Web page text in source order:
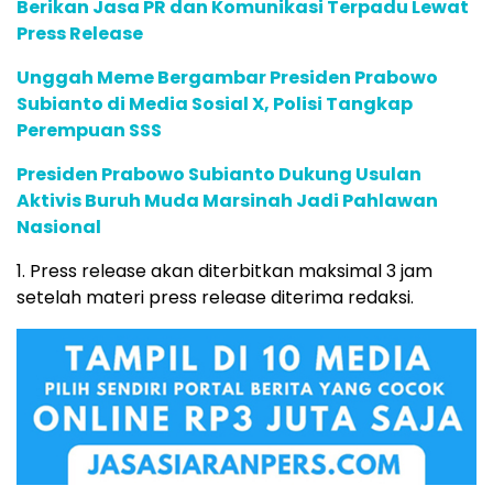
Berikan Jasa PR dan Komunikasi Terpadu Lewat
Press Release
Unggah Meme Bergambar Presiden Prabowo
Subianto di Media Sosial X, Polisi Tangkap
Perempuan SSS
Presiden Prabowo Subianto Dukung Usulan
Aktivis Buruh Muda Marsinah Jadi Pahlawan
Nasional
1. Press release akan diterbitkan maksimal 3 jam
setelah materi press release diterima redaksi.